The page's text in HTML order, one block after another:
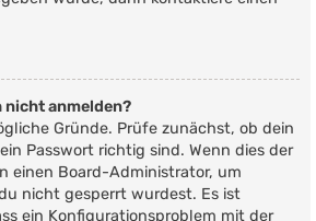
nicht anmelden?
Gründe. Prüfe zunächst, ob dein
Passwort richtig sind. Wenn dies der
einen Board-Administrator, um
nicht gesperrt wurdest. Es ist
ein Konfigurationsproblem mit der